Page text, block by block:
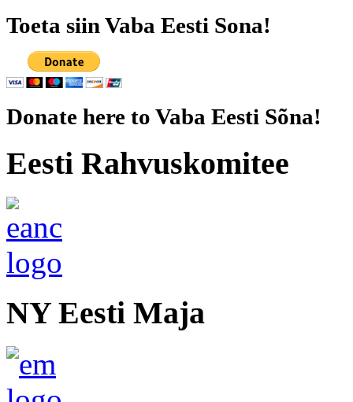
Toeta siin Vaba Eesti Sona!
Donate here to Vaba Eesti Sõna!
Eesti Rahvuskomitee
NY Eesti Maja